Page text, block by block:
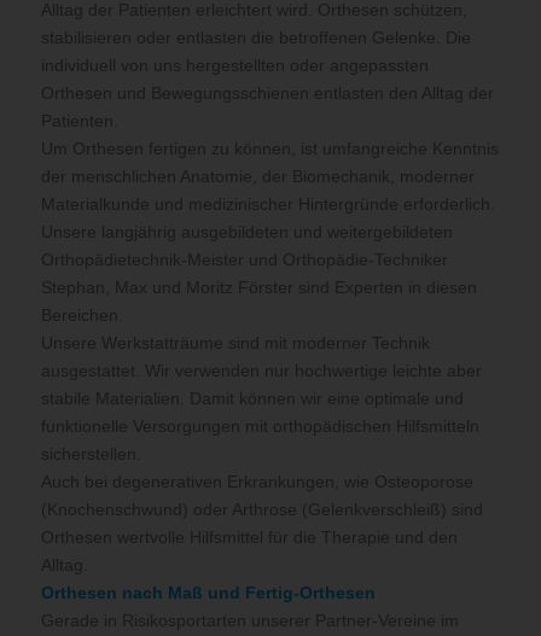
Alltag der Patienten erleichtert wird. Orthesen schützen,
stabilisieren oder entlasten die betroffenen Gelenke. Die
individuell von uns hergestellten oder angepassten
Orthesen und Bewegungsschienen entlasten den Alltag der
Patienten.
Um Orthesen fertigen zu können, ist umfangreiche Kenntnis
der menschlichen Anatomie, der Biomechanik, moderner
Materialkunde und medizinischer Hintergründe erforderlich.
Unsere langjährig ausgebildeten und weitergebildeten
Orthopädietechnik-Meister und Orthopädie-Techniker
Stephan, Max und Moritz Förster sind Experten in diesen
Bereichen.
Unsere Werkstatträume sind mit moderner Technik
ausgestattet. Wir verwenden nur hochwertige leichte aber
stabile Materialien. Damit können wir eine optimale und
funktionelle Versorgungen mit orthopädischen Hilfsmitteln
sicherstellen.
Auch bei degenerativen Erkrankungen, wie Osteoporose
(Knochenschwund) oder Arthrose (Gelenkverschleiß) sind
Orthesen wertvolle Hilfsmittel für die Therapie und den
Alltag.
Orthesen nach Maß und Fertig-Orthesen
Gerade in Risikosportarten unserer Partner-Vereine im